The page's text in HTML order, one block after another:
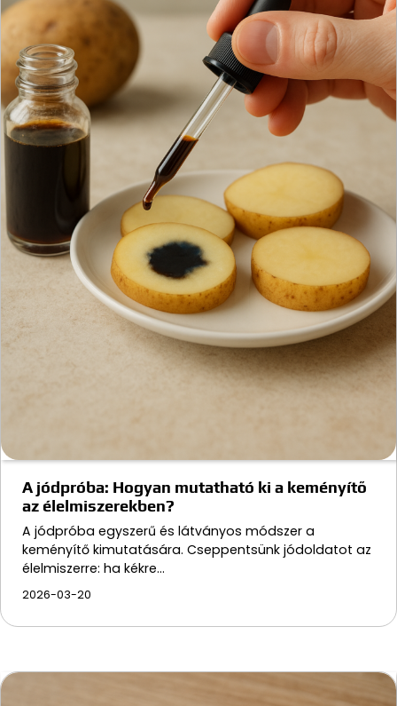
A jódpróba: Hogyan mutatható ki a keményítő
az élelmiszerekben?
A jódpróba egyszerű és látványos módszer a
keményítő kimutatására. Cseppentsünk jódoldatot az
élelmiszerre: ha kékre…
2026-03-20